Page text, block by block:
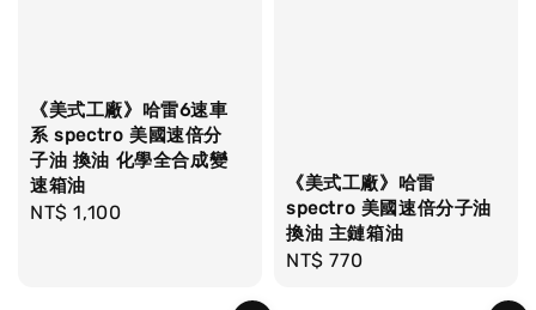
《美式工廠》哈雷6速車
系 spectro 美國速倍分
子油 換油 化學全合成變
速箱油
Regular
NT$ 1,100
《美式工廠》哈雷
spectro 美國速倍分子油
換油 主鏈箱油
Regular
NT$ 770